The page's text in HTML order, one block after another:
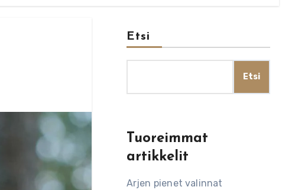
Etsi
Etsi
Tuoreimmat
artikkelit
Arjen pienet valinnat